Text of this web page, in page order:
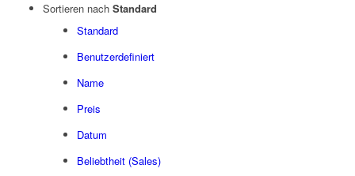
Sortieren nach Standard
Standard
Benutzerdefiniert
Name
Preis
Datum
Beliebtheit (Sales)